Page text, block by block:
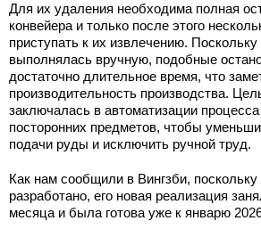
Для их удаления необходима полная
конвейера и только после этого
приступать к их извлечению. Поскольку
выполнялась вручную, подобные
достаточно длительное время, что
производительность производства.
заключалась в автоматизации
посторонних предметов, чтобы
подачи руды и исключить ручной труд.
Как нам сообщили в Вингзби,
разработано, его новая реализация
месяца и была готова уже к январю